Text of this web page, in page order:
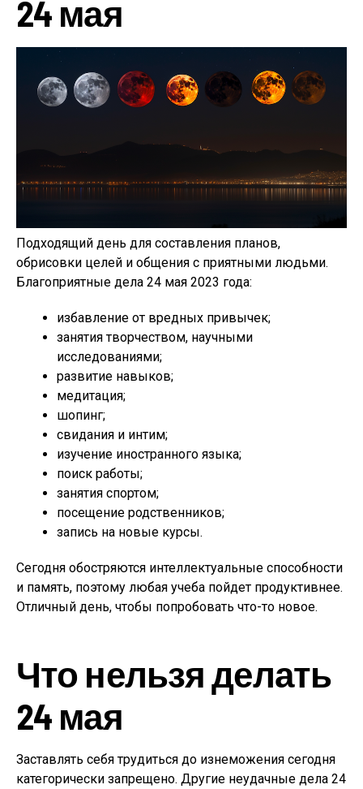
24 мая
Подходящий день для составления планов,
обрисовки целей и общения с приятными людьми.
Благоприятные дела 24 мая 2023 года:
избавление от вредных привычек;
занятия творчеством, научными
исследованиями;
развитие навыков;
медитация;
шопинг;
свидания и интим;
изучение иностранного языка;
поиск работы;
занятия спортом;
посещение родственников;
запись на новые курсы.
Сегодня обостряются интеллектуальные способности
и память, поэтому любая учеба пойдет продуктивнее.
Отличный день, чтобы попробовать что-то новое.
Что нельзя делать
24 мая
Заставлять себя трудиться до изнеможения сегодня
категорически запрещено. Другие неудачные дела 24